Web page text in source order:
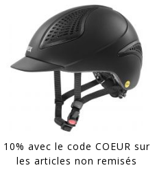
10% avec le code COEUR sur
les articles non remisés